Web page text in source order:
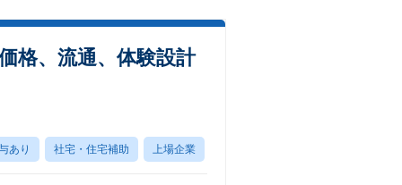
格、流通、体験設計
あり 社宅・住宅補助 上場企業